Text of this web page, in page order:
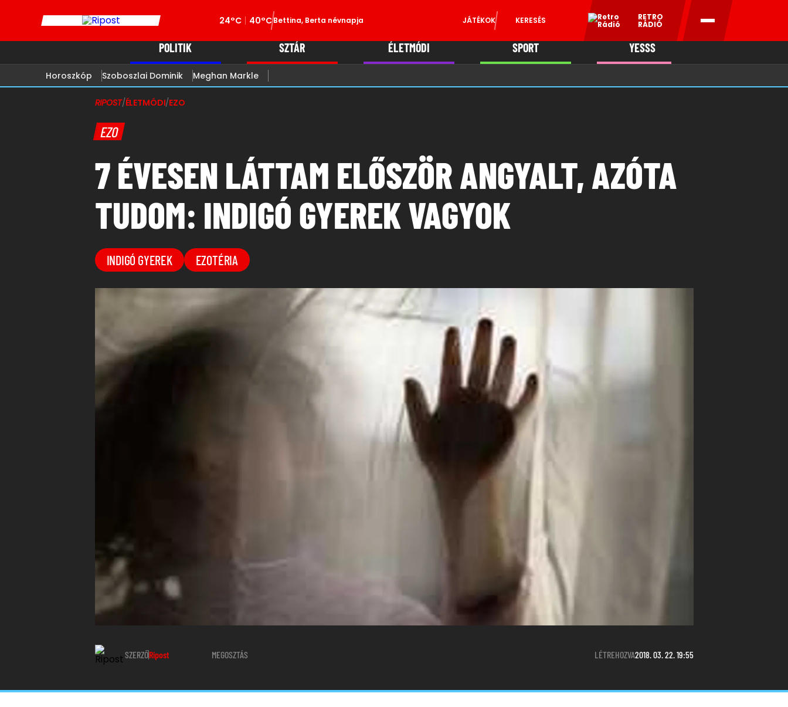
24°C 40°CBettina, Berta névnapja JÁTÉKOK KERESÉS RETRO
RÁDIÓ
POLITIK SZTÁR ÉLETMÓDI SPORT YESSS
Horoszkóp Szoboszlai Dominik Meghan Markle
RIPOST/ÉLETMÓDI/EZO
EZO
7 ÉVESEN LÁTTAM ELŐSZÖR ANGYALT, AZÓTA
TUDOM: INDIGÓ GYEREK VAGYOK
INDIGÓ GYEREK EZOTÉRIA
SZERZŐRipost MEGOSZTÁS LÉTREHOZVA2018. 03. 22. 19:55